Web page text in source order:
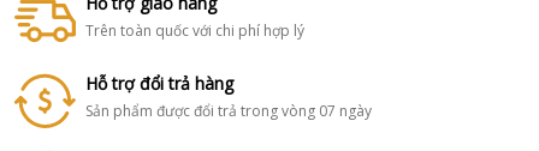
Trên toàn quốc với chi phí hợp lý
Hỗ trợ đổi trả hàng
Sản phẩm được đổi trả trong vòng 07 ngày